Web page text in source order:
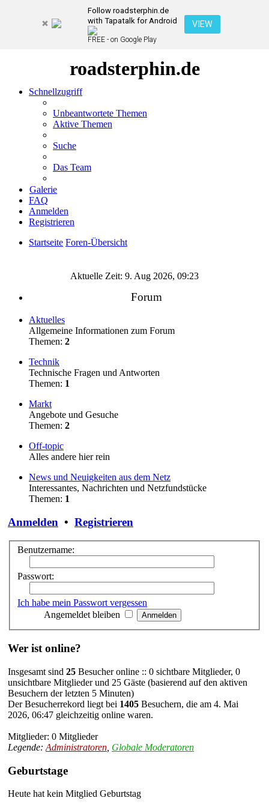
Follow roadsterphin.de
with Tapatalk for Android
FREE - on Google Play
VIEW
roadsterphin.de
Schnellzugriff
Unbeantwortete Themen
Aktive Themen
Suche
Das Team
Galerie
FAQ
Anmelden
Registrieren
Startseite Foren-Übersicht
Aktuelle Zeit: 9. Aug 2026, 09:23
Forum
Aktuelles
Allgemeine Informationen zum Forum
Themen: 2
Technik
Technische Fragen und Antworten
Themen: 1
Markt
Angebote und Gesuche
Themen: 2
Off-topic
Alles andere hier rein
News und Neuigkeiten aus dem Netz
Interessantes, Nachrichten und Netzfundstücke
Themen: 1
Anmelden • Registrieren
Benutzername:
Passwort:
Ich habe mein Passwort vergessen
Angemeldet bleiben
Wer ist online?
Insgesamt sind 25 Besucher online :: 0 sichtbare Mitglieder, 0
unsichtbare Mitglieder und 25 Gäste (basierend auf den aktiven
Besuchern der letzten 5 Minuten)
Der Besucherrekord liegt bei 1405 Besuchern, die am 4. Mai
2026, 06:47 gleichzeitig online waren.
Mitglieder: 0 Mitglieder
Legende: Administratoren Globale Moderatoren
Geburtstage
Heute hat kein Mitglied Geburtstag